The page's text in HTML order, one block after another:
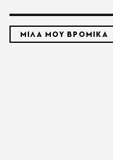
ΜΙΛΑ ΜΟΥ ΒΡΟΜΙΚΑ